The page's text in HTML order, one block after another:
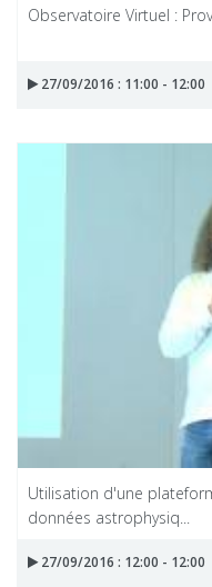
Observatoire Virtuel :
27/09/2016 : 11:00 - 12:00
Utilisation d'une
données astrophysiq...
27/09/2016 : 12:00 - 12:00